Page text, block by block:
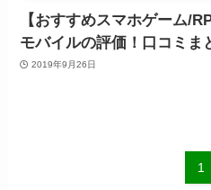
【おすすめスマホゲーム/
モバイルの評価！口コミま
2019年9月26日
1